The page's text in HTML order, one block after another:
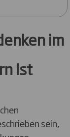
im
ist
sein,